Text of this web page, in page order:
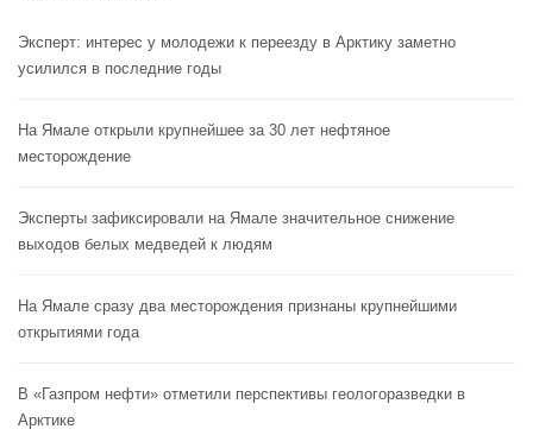
Эксперт: интерес у молодежи к переезду в Арктику заметно
усилился в последние годы
На Ямале открыли крупнейшее за 30 лет нефтяное
месторождение
Эксперты зафиксировали на Ямале значительное снижение
выходов белых медведей к людям
На Ямале сразу два месторождения признаны крупнейшими
открытиями года
В «Газпром нефти» отметили перспективы геологоразведки в
Арктике